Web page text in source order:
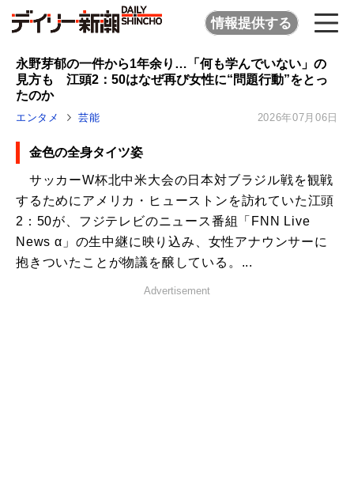
情報提供する
永野芽郁の一件から1年余り…「何も学んでいない」の
見方も 江頭2：50はなぜ再び女性に“問題行動”をとっ
たのか
エンタメ 芸能 2026年07月06日
金色の全身タイツ姿
サッカーW杯北中米大会の日本対ブラジル戦を観戦
するためにアメリカ・ヒューストンを訪れていた江頭
2：50が、フジテレビのニュース番組「FNN Live
News α」の生中継に映り込み、女性アナウンサーに
抱きついたことが物議を醸している。...
Advertisement